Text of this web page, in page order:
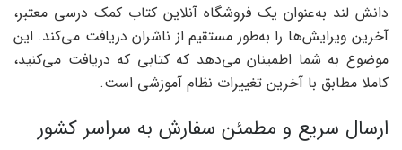
دانش لند به‌عنوان یک فروشگاه آنلاین کتاب کمک درسی معتبر،
آخرین ویرایش‌ها را به‌طور مستقیم از ناشران دریافت می‌کند. این
موضوع به شما اطمینان می‌دهد که کتابی که دریافت می‌کنید،
کاملا مطابق با آخرین تغییرات نظام آموزشی است.
ارسال سریع و مطمئن سفارش به سراسر کشور